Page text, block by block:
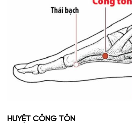
HUYỆT CÔNG TÔN